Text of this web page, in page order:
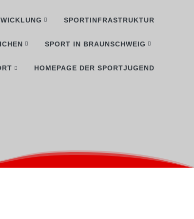
SPORTINFRASTRUKTUR
SPORT IN BRAUNSCHWEIG
HOMEPAGE DER SPORTJUGEND